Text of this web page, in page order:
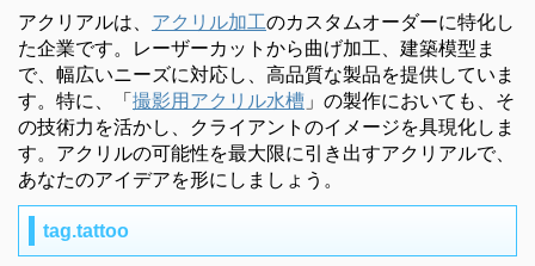
アクリアルは、 アクリル加工のカスタムオーダーに特化し
た企業です。レーザーカットから曲げ加工、建築模型ま
で、幅広いニーズに対応し、高品質な製品を提供していま
す。特に、「撮影用アクリル水槽 」の製作においても、そ
の技術力を活かし、クライアントのイメージを具現化しま
す。アクリルの可能性を最大限に引き出すアクリアルで、
あなたのアイデアを形にしましょう。
tag.tattoo